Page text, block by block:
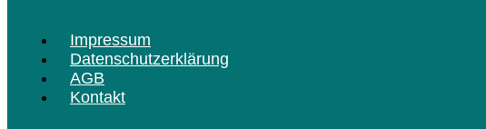
Menü
Impressum
Datenschutzerklärung
AGB
Kontakt